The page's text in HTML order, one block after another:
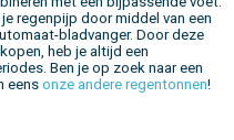
regenpijp door middel van een
bladvanger. Door deze
heb je altijd een
Ben je op zoek naar een
eens onze andere regentonnen!